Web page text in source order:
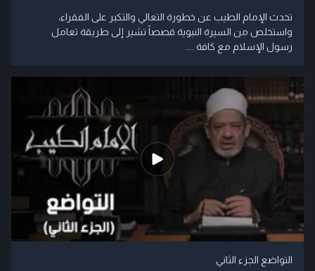
تحدث الإمام الطيب عن خطورة التعالي والتكبر على الفقراء،
واستخلص من السيرة النبوية قصصاً تشير إلى طريقة تعامل
رسول الإسلام مع كافة ....
التواضع الجزء الثاني